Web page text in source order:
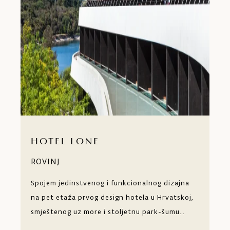
HOTEL LONE
ROVINJ
Spojem jedinstvenog i funkcionalnog dizajna
na pet etaža prvog design hotela u Hrvatskoj,
smještenog uz more i stoljetnu park-šumu